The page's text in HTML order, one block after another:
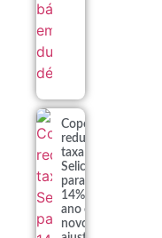
Copom
reduz
taxa
Selic
para
14% ao
ano em
novo